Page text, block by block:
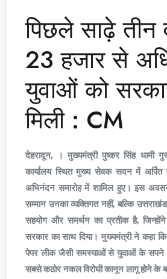
पिछले साढ़े तीन
23 हजार से
युवाओं को
मिली : CM
देहरादून, । मुख्यमंत्री पुष्कर सिंह धामी
कार्यालय स्थित मुख्य सेवक सदन में अर्पित
अभिनंदन समारोह में शामिल हुए। इस
सम्मान उनका व्यक्तिगत नहीं, बल्कि
सहयोग और समर्थन का प्रतीक है, जिन्होंने
सरकार का साथ दिया। मुख्यमंत्री ने कहा
पेपर लीक जैसी समस्याओं से युवाओं के सपने
सबसे कठोर नकल विरोधी कानून लागू होने के बाद